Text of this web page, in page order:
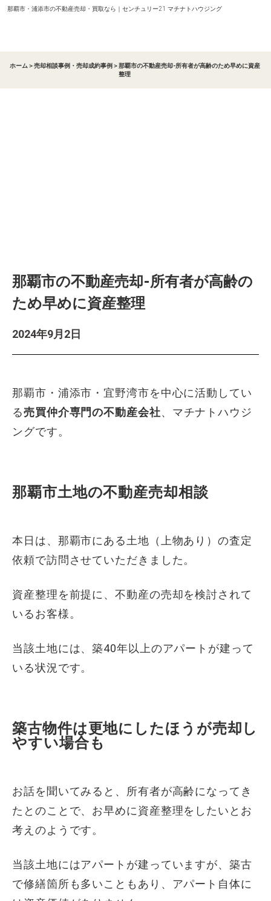
那覇市・浦添市の不動産売却・買取なら｜センチュリー21 マチナトハウジング
ホーム ＞売却相談事例・売却成約事例 ＞那覇市の不動産売却-所有者が高齢のため早めに資産
整理
那覇市の不動産売却-所有者が高齢の
ため早めに資産整理
2024年9月2日
那覇市・浦添市・宜野湾市を中心に活動してい
る売買仲介専門の不動産会社、マチナトハウジ
ングです。
那覇市土地の不動産売却相談
本日は、那覇市にある土地（上物あり）の査定
依頼で訪問させていただきました。
資産整理を前提に、不動産の売却を検討されて
いるお客様。
当該土地には、築40年以上のアパートが建って
いる状況です。
築古物件は更地にしたほうが売却し
やすい場合も
お話を聞いてみると、所有者が高齢になってき
たとのことで、お早めに資産整理をしたいとお
考えのようです。
当該土地にはアパートが建っていますが、築古
で修繕箇所も多いこともあり、アパート自体に